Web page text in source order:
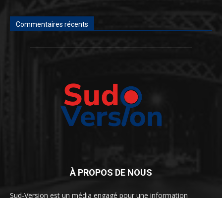
Commentaires récents
À PROPOS DE NOUS
Sud-Version est un média engagé pour une information